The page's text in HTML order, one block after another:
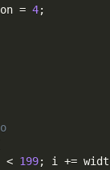
= 4;
< 199; i +=